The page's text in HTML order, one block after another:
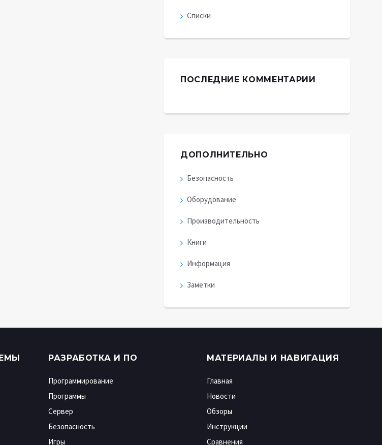
Списки
ПОСЛЕДНИЕ КОММЕНТАРИИ
ДОПОЛНИТЕЛЬНО
Безопасность
Оборудование
Производительность
Книги
Информация
Заметки
РАЗРАБОТКА И ПО
Программирование
Программы
Сервер
Безопасность
Игры
МАТЕРИАЛЫ И НАВИГАЦИЯ
Главная
Новости
Обзоры
Инструкции
Сравнения